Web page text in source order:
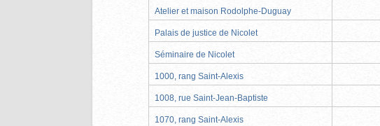
Atelier et maison Rodolphe-Duguay
Palais de justice de Nicolet
Séminaire de Nicolet
1000, rang Saint-Alexis
1008, rue Saint-Jean-Baptiste
1070, rang Saint-Alexis